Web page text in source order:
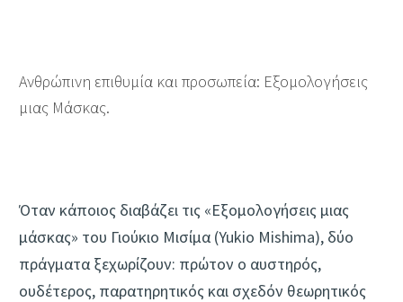
Ανθρώπινη επιθυμία και προσωπεία: Εξομολογήσεις
μιας Μάσκας.
Όταν κάποιος διαβάζει τις «Εξομολογήσεις μιας
μάσκας» του Γιούκιο Μισίμα (Yukio Mishima), δύο
πράγματα ξεχωρίζουν: πρώτον ο αυστηρός,
ουδέτερος, παρατηρητικός και σχεδόν θεωρητικός